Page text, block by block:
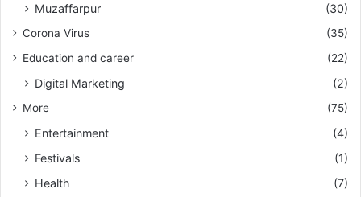
Muzaffarpur (30)
Corona Virus
(35)
Education and career
(22)
Digital Marketing (2)
More (75)
Entertainment
(4)
Festivals
(1)
Health
(7)